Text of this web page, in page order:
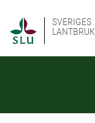
SVERIGES